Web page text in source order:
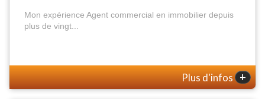
Mon expérience Agent commercial en immobilier depuis
plus de vingt...
Plus d'infos +